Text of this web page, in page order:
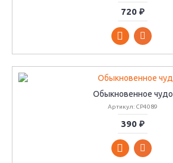
720 ₽
Обыкновенное чудо
Артикул: СР4089
390 ₽